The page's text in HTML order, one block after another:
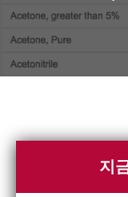
지